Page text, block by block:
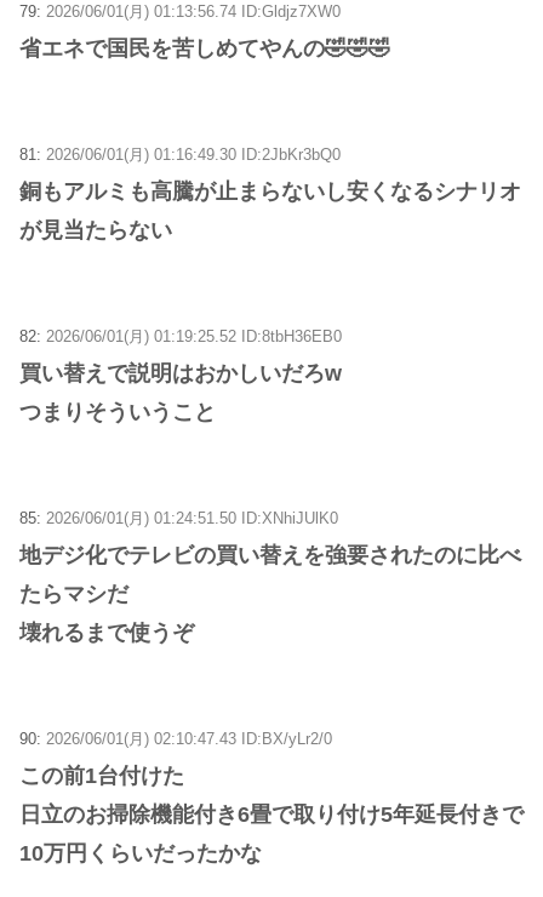
79: 2026/06/01(月) 01:13:56.74 ID:Gldjz7XW0
省エネで国民を苦しめてやんの🤣🤣🤣
81: 2026/06/01(月) 01:16:49.30 ID:2JbKr3bQ0
銅もアルミも高騰が止まらないし安くなるシナリオ
が見当たらない
82: 2026/06/01(月) 01:19:25.52 ID:8tbH36EB0
買い替えで説明はおかしいだろw
つまりそういうこと
85: 2026/06/01(月) 01:24:51.50 ID:XNhiJUlK0
地デジ化でテレビの買い替えを強要されたのに比べ
たらマシだ
壊れるまで使うぞ
90: 2026/06/01(月) 02:10:47.43 ID:BX/yLr2/0
この前1台付けた
日立のお掃除機能付き6畳で取り付け5年延長付きで
10万円くらいだったかな